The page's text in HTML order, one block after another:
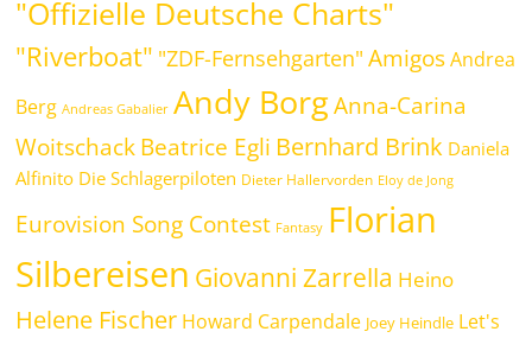
"Offizielle Deutsche Charts"
"Riverboat" "ZDF-Fernsehgarten" Amigos Andrea
Berg Andreas Gabalier Andy Borg Anna-Carina
WoitschackBeatrice Egli Bernhard Brink Daniela
Alfinito Die Schlagerpiloten Dieter Hallervorden Eloy de Jong
Eurovision Song Contest Fantasy Florian
Silbereisen Giovanni Zarrella Heino
Helene Fischer Howard Carpendale Joey Heindle Let's